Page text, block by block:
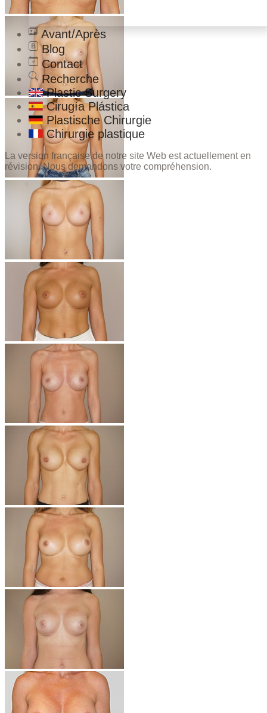
Avant/Après
Blog
Contact
Recherche
Plastic Surgery
Cirugía Plástica
Plastische Chirurgie
Chirurgie plastique
La version française de notre site Web est actuellement en
révision. Nous demandons votre compréhension.